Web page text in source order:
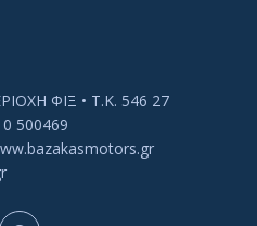
ΦΙΞ • Τ.Κ. 546 27
500469